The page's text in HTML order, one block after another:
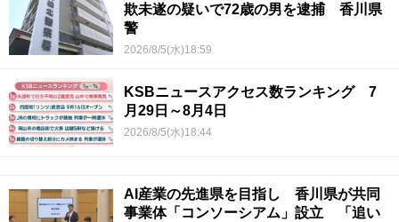
欺未遂の疑いで72歳の男を逮捕 香川県
警
2026/8/5(水)18:59
KSBニュースアクセス数ランキング 7
月29日～8月4日
2026/8/5(水)18:44
AI産業の先進県を目指し 香川県が共同
事業体「コンソーシアム」設立 「追い